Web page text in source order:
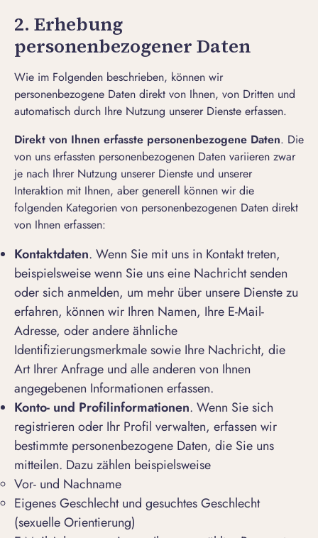
2. Erhebung
personenbezogener Daten
Wie im Folgenden beschrieben, können wir
personenbezogene Daten direkt von Ihnen, von Dritten und
automatisch durch Ihre Nutzung unserer Dienste erfassen.
Direkt von Ihnen erfasste personenbezogene Daten. Die
von uns erfassten personenbezogenen Daten variieren zwar
je nach Ihrer Nutzung unserer Dienste und unserer
Interaktion mit Ihnen, aber generell können wir die
folgenden Kategorien von personenbezogenen Daten direkt
von Ihnen erfassen:
Kontaktdaten. Wenn Sie mit uns in Kontakt treten,
beispielsweise wenn Sie uns eine Nachricht senden
oder sich anmelden, um mehr über unsere Dienste zu
erfahren, können wir Ihren Namen, Ihre E-Mail-
Adresse, oder andere ähnliche
Identifizierungsmerkmale sowie Ihre Nachricht, die
Art Ihrer Anfrage und alle anderen von Ihnen
angegebenen Informationen erfassen.
Konto- und Profilinformationen. Wenn Sie sich
registrieren oder Ihr Profil verwalten, erfassen wir
bestimmte personenbezogene Daten, die Sie uns
mitteilen. Dazu zählen beispielsweise
Vor- und Nachname
Eigenes Geschlecht und gesuchtes Geschlecht
(sexuelle Orientierung)